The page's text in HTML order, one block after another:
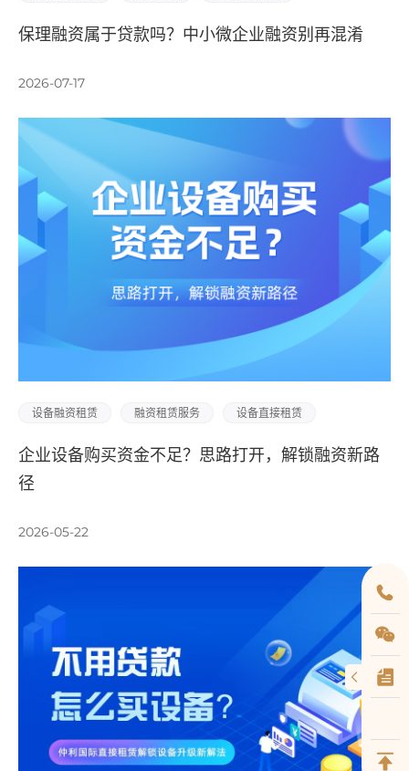
保理融资属于贷款吗？中小微企业融资别再混淆
2026-07-17
设备融资租赁 融资租赁服务 设备直接租赁
企业设备购买资金不足？思路打开，解锁融资新路
径
2026-05-22